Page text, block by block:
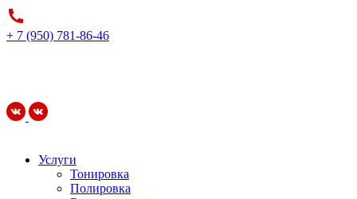
+ 7 (950) 781-86-46
Услуги
Тонировка
Полировка